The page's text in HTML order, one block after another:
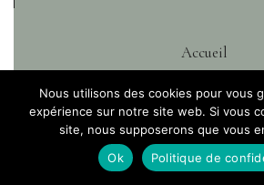
Accueil
Portfolios
Prestations
Blog
Nous utilisons des cookies pour vous
expérience sur notre site web. Si vous
site, nous supposerons que vous
Ok
Politique de